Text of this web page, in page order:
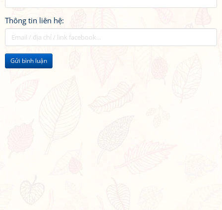
Thông tin liên hệ:
Gửi bình luận